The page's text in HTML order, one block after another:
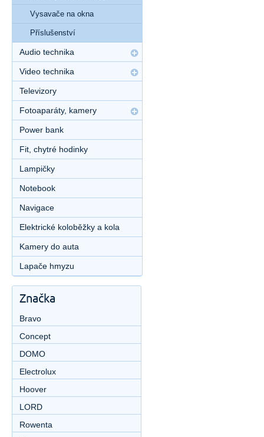
Vysavače na okna
Příslušenství
Audio technika
Video technika
Televizory
Fotoaparáty, kamery
Power bank
Fit, chytré hodinky
Lampičky
Notebook
Navigace
Elektrické koloběžky a kola
Kamery do auta
Lapače hmyzu
Značka
Bravo
Concept
DOMO
Electrolux
Hoover
LORD
Rowenta